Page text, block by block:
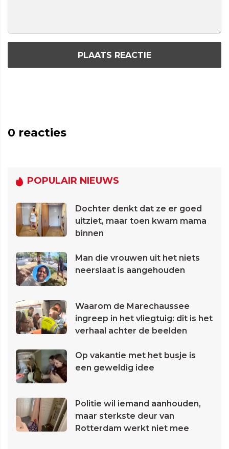
PLAATS REACTIE
0 reacties
POPULAIR NIEUWS
Dochter denkt dat ze er goed
uitziet, maar toen kwam mama
binnen
Man die vrouwen uit het niets
neerslaat is aangehouden
Waarom de Marechaussee
ingreep in het vliegtuig: dit is het
verhaal achter de beelden
Op vakantie met het busje is
een geweldig idee
Politie wil iemand aanhouden,
maar sterkste deur van
Rotterdam werkt niet mee